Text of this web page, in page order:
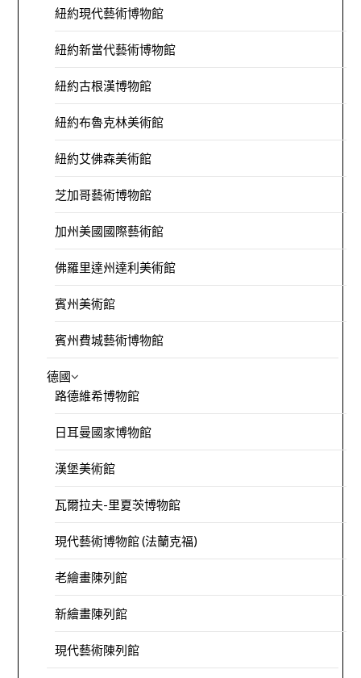
紐約現代藝術博物館
紐約新當代藝術博物館
紐約古根漢博物館
紐約布魯克林美術館
紐約艾佛森美術館
芝加哥藝術博物館
加州美國國際藝術館
佛羅里達州達利美術館
賓州美術館
賓州費城藝術博物館
德國
路德維希博物館
日耳曼國家博物館
漢堡美術館
瓦爾拉夫-里夏茨博物館
現代藝術博物館 (法蘭克福)
老繪畫陳列館
新繪畫陳列館
現代藝術陳列館